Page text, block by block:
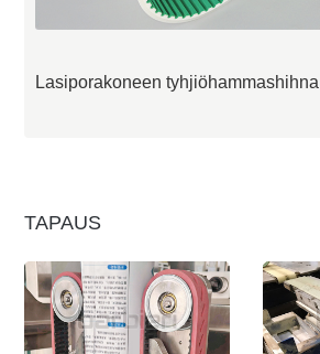
Lasiporakoneen tyhjiöhammashihna
TAPAUS